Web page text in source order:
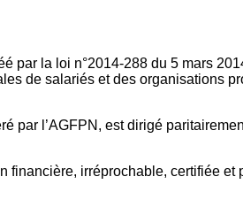
par la loi n°2014-288 du 5 mars
de salariés et des organisations
par l’AGFPN, est dirigé
financière, irréprochable, certifiée